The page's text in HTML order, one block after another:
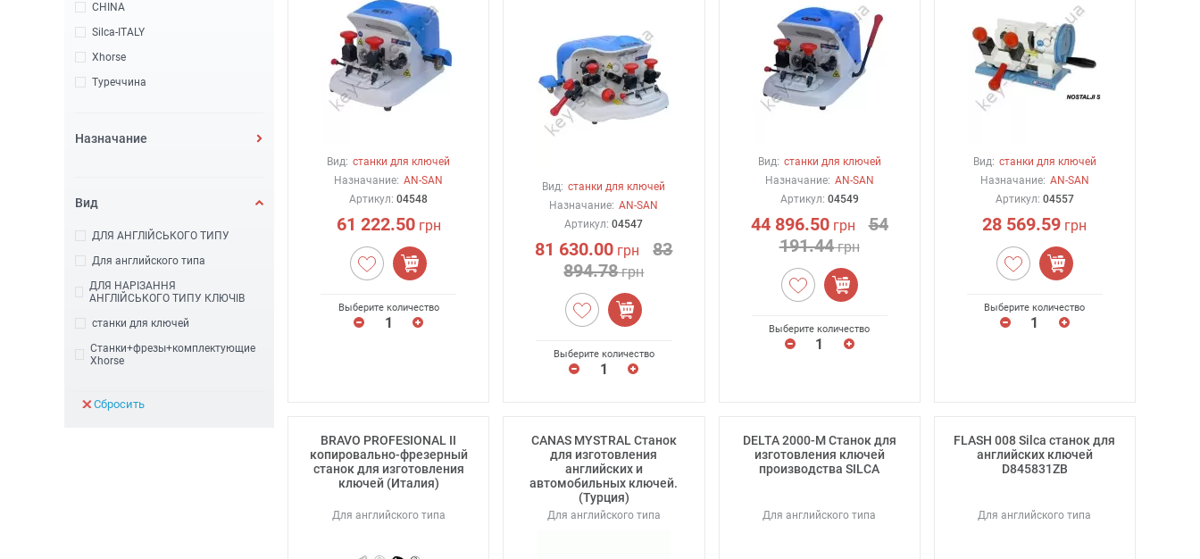
CHINA
Silca-ITALY
Xhorse
Туреччина
Назначание
Вид
ДЛЯ АНГЛІЙСЬКОГО ТИПУ
Для английского типа
ДЛЯ НАРІЗАННЯ
АНГЛІЙСЬКОГО ТИПУ КЛЮЧІВ
станки для ключей
Станки+фрезы+комплектующие
Xhorse
Сбросить
Вид: станки для ключей
Назначание: AN-SAN
Артикул:04548
61 222.50грн
Выберите количество
Вид: станки для ключей
Назначание: AN-SAN
Артикул:04547
81 630.00 грн
83
894.78грн
Выберите количество
Вид: станки для ключей
Назначание: AN-SAN
Артикул: 04549
44 896.50грн
54
191.44грн
Выберите количество
Вид: станки для ключей
Назначание: AN-SAN
Артикул: 04557
28 569.59 грн
Выберите количество
BRAVO PROFESIONAL II
копировально-фрезерный
станок для изготовления
ключей (Италия)
Для английского типа
CANAS MYSTRAL Станок
для изготовления
английских и
автомобильных ключей.
(Турция)
Для английского типа
DELTA 2000-M Станок для
изготовления ключей
производства SILCA
Для английского типа
FLASH 008 Silca станок для
английских ключей
D845831ZB
Для английского типа